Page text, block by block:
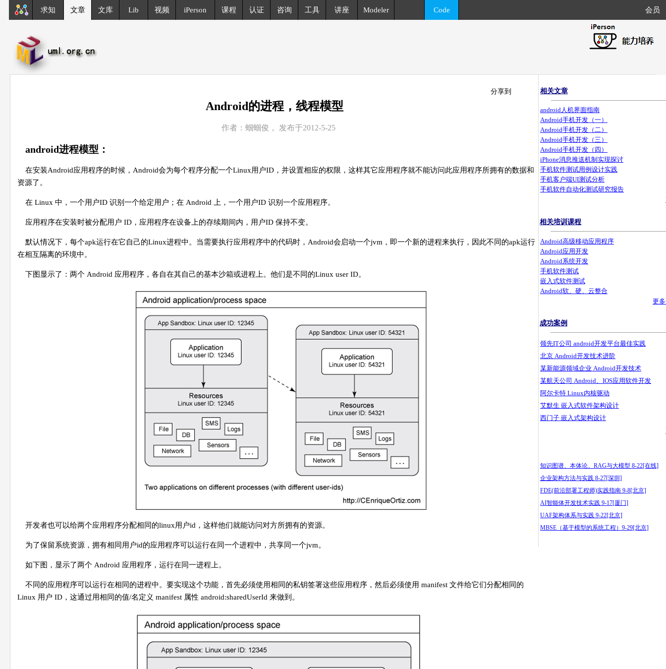
求知 文章 文库 Lib 视频 iPerson 课程 认证 咨询 工具 讲座 Modeler Code 会员
分享到
Android的进程，线程模型
作者：蝈蝈俊， 发布于2012-5-25
android进程模型：
在安装Android应用程序的时候，Android会为每个程序分配一个Linux用户ID，并设置相应的权限，这样其它应用程序就不能访问此应用程序所拥有的数据和
资源了。
在 Linux 中，一个用户ID 识别一个给定用户；在 Android 上，一个用户ID 识别一个应用程序。
应用程序在安装时被分配用户 ID，应用程序在设备上的存续期间内，用户ID 保持不变。
默认情况下，每个apk运行在它自己的Linux进程中。当需要执行应用程序中的代码时，Android会启动一个jvm，即一个新的进程来执行，因此不同的apk运行
在相互隔离的环境中。
下图显示了：两个 Android 应用程序，各自在其自己的基本沙箱或进程上。他们是不同的Linux user ID。
开发者也可以给两个应用程序分配相同的linux用户id，这样他们就能访问对方所拥有的资源。
为了保留系统资源，拥有相同用户id的应用程序可以运行在同一个进程中，共享同一个jvm。
如下图，显示了两个 Android 应用程序，运行在同一进程上。
不同的应用程序可以运行在相同的进程中。要实现这个功能，首先必须使用相同的私钥签署这些应用程序，然后必须使用 manifest 文件给它们分配相同的
Linux 用户 ID，这通过用相同的值/名定义 manifest 属性 android:sharedUserId 来做到。
相关文章
android人机界面指南
Android手机开发（一）
Android手机开发（二）
Android手机开发（三）
Android手机开发（四）
iPhone消息推送机制实现探讨
手机软件测试用例设计实践
手机客户端UI测试分析
手机软件自动化测试研究报告
相关培训课程
Android高级移动应用程序
Android应用开发
Android系统开发
手机软件测试
嵌入式软件测试
Android软、硬、云整合
更
成功案例
领先IT公司 android开发平台最佳实践
北京 Android开发技术进阶
某新能源领域企业 Android开发技术
某航天公司 Android、IOS应用软件开发
阿尔卡特 Linux内核驱动
艾默生 嵌入式软件架构设计
西门子 嵌入式架构设计
知识图谱、本体论、RAG与大模型 8-22[在线]
企业架构方法与实践 8-27[深圳]
FDE(前沿部署工程师)实践指南 9-8[北京]
AI智能体开发技术实践 9-17[厦门]
UAF架构体系与实践 9-22[北京]
MBSE（基于模型的系统工程）9-29[北京]